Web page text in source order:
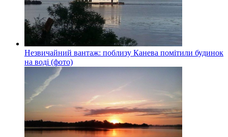
Незвичайний вантаж: поблизу Канева помітили будинок
на воді (фото)